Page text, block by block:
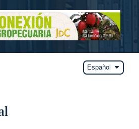
Español arrow_drop_down